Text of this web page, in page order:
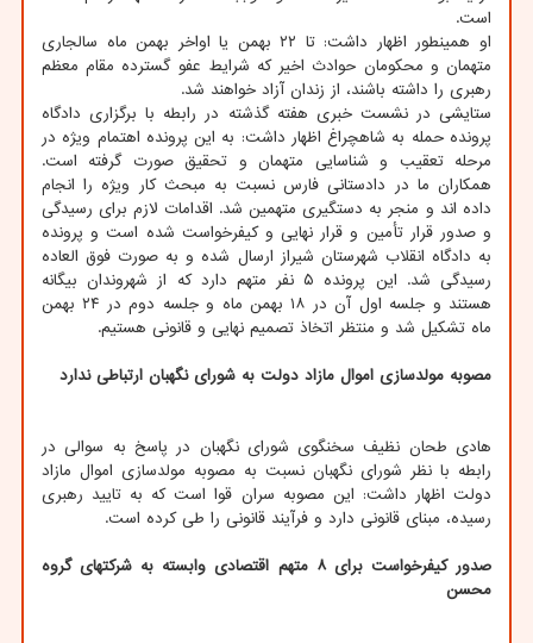
است.
او همینطور اظهار داشت: تا ۲۲ بهمن یا اواخر بهمن ماه سالجاری
متهمان و محکومان حوادث اخیر که شرایط عفو گسترده مقام معظم
رهبری را داشته باشند، از زندان آزاد خواهند شد.
ستایشی در نشست خبری هفته گذشته در رابطه با برگزاری دادگاه
پرونده حمله به شاهچراغ اظهار داشت: به این پرونده اهتمام ویژه در
مرحله تعقیب و شناسایی متهمان و تحقیق صورت گرفته است.
همکاران ما در دادستانی فارس نسبت به مبحث کار ویژه را انجام
داده اند و منجر به دستگیری متهمین شد. اقدامات لازم برای رسیدگی
و صدور قرار تأمین و قرار نهایی و کیفرخواست شده است و پرونده
به دادگاه انقلاب شهرستان شیراز ارسال شده و به صورت فوق العاده
رسیدگی شد. این پرونده ۵ نفر متهم دارد که از شهروندان بیگانه
هستند و جلسه اول آن در ۱۸ بهمن ماه و جلسه دوم در ۲۴ بهمن
ماه تشکیل شد و منتظر اتخاذ تصمیم نهایی و قانونی هستیم.
مصوبه مولدسازی اموال مازاد دولت به شورای نگهبان ارتباطی ندارد
هادی طحان نظیف سخنگوی شورای نگهبان در پاسخ به سوالی در
رابطه با نظر شورای نگهبان نسبت به مصوبه مولدسازی اموال مازاد
دولت اظهار داشت: این مصوبه سران قوا است که به تایید رهبری
رسیده، مبنای قانونی دارد و فرآیند قانونی را طی کرده است.
صدور کیفرخواست برای ۸ متهم اقتصادی وابسته به شرکتهای گروه
محسن